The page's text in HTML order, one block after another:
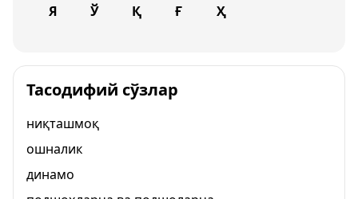
Я Ў Қ Ғ Ҳ
Тасодифий сўзлар
ниқташмоқ
ошналик
динамо